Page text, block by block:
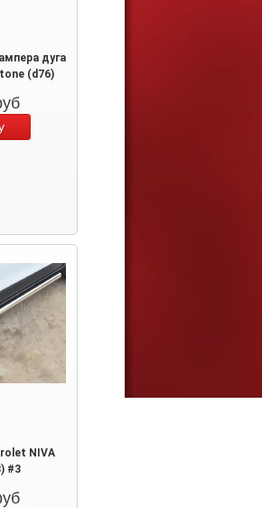
дуга
(d76)
NIVA
#3